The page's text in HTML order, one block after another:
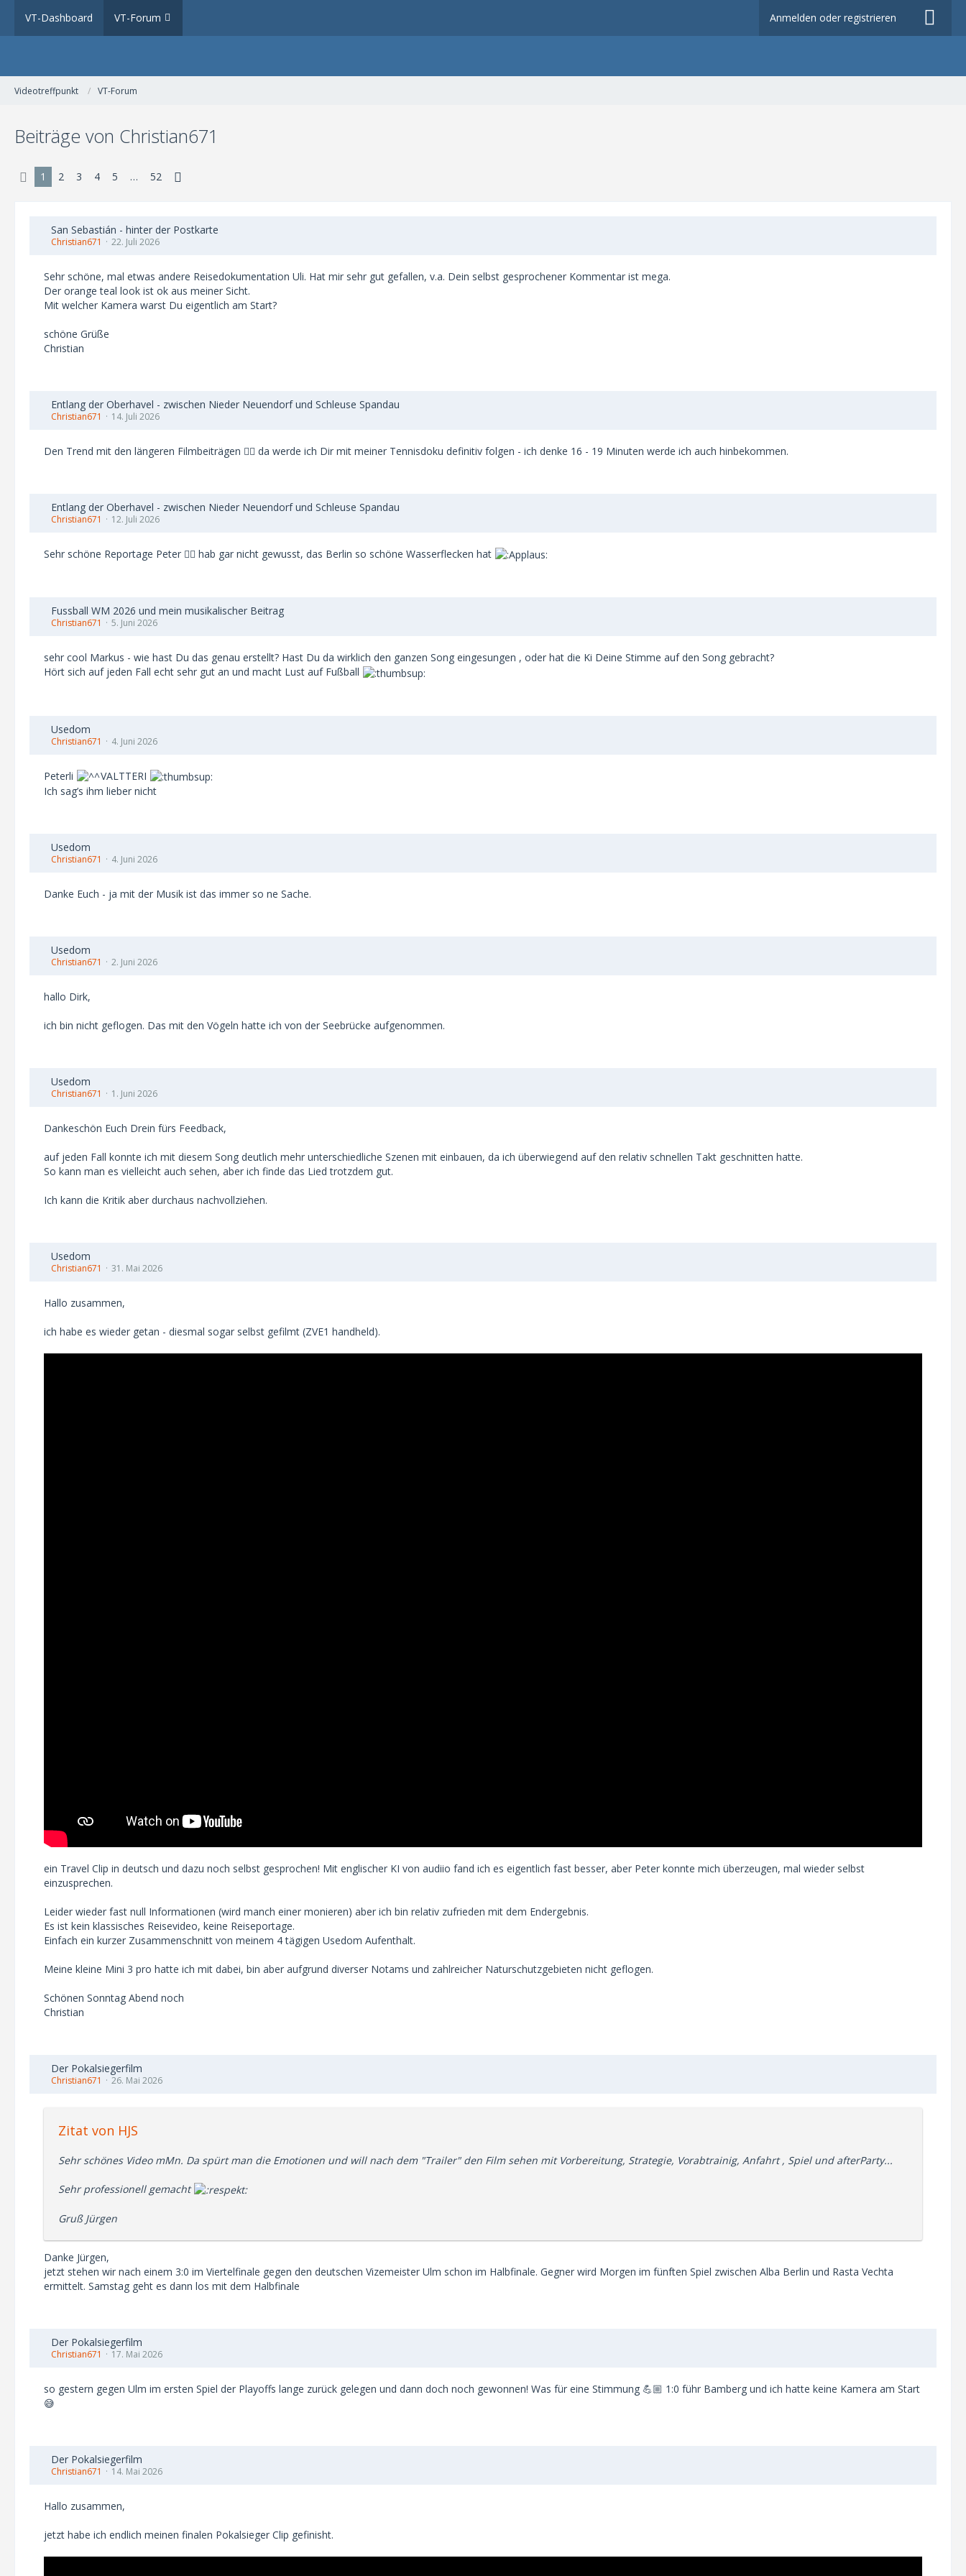
VT-Dashboard VT-Forum Anmelden oder registrieren
Videotreffpunkt VT-Forum
Beiträge von Christian671
1 2 3 4 5 … 52
San Sebastián - hinter der Postkarte
Christian671 22. Juli 2026
Sehr schöne, mal etwas andere Reisedokumentation Uli. Hat mir sehr gut gefallen, v.a. Dein selbst gesprochener Kommentar ist mega.
Der orange teal look ist ok aus meiner Sicht.
Mit welcher Kamera warst Du eigentlich am Start?
schöne Grüße
Christian
Entlang der Oberhavel - zwischen Nieder Neuendorf und Schleuse Spandau
Christian671 14. Juli 2026
Den Trend mit den längeren Filmbeiträgen 👍🏻 da werde ich Dir mit meiner Tennisdoku definitiv folgen - ich denke 16 - 19 Minuten werde ich auch hinbekommen.
Entlang der Oberhavel - zwischen Nieder Neuendorf und Schleuse Spandau
Christian671 12. Juli 2026
Sehr schöne Reportage Peter 👍🏻 hab gar nicht gewusst, das Berlin so schöne Wasserflecken hat
Fussball WM 2026 und mein musikalischer Beitrag
Christian671 5. Juni 2026
sehr cool Markus - wie hast Du das genau erstellt? Hast Du da wirklich den ganzen Song eingesungen , oder hat die Ki Deine Stimme auf den Song gebracht?
Hört sich auf jeden Fall echt sehr gut an und macht Lust auf Fußball
Usedom
Christian671 4. Juni 2026
Peterli
VALTTERI
Ich sag’s ihm lieber nicht
Usedom
Christian671 4. Juni 2026
Danke Euch - ja mit der Musik ist das immer so ne Sache.
Usedom
Christian671 2. Juni 2026
hallo Dirk,
ich bin nicht geflogen. Das mit den Vögeln hatte ich von der Seebrücke aufgenommen.
Usedom
Christian671 1. Juni 2026
Dankeschön Euch Drein fürs Feedback,
auf jeden Fall konnte ich mit diesem Song deutlich mehr unterschiedliche Szenen mit einbauen, da ich überwiegend auf den relativ schnellen Takt geschnitten hatte.
So kann man es vielleicht auch sehen, aber ich finde das Lied trotzdem gut.
Ich kann die Kritik aber durchaus nachvollziehen.
Usedom
Christian671 31. Mai 2026
Hallo zusammen,
ich habe es wieder getan - diesmal sogar selbst gefilmt (ZVE1 handheld).
ein Travel Clip in deutsch und dazu noch selbst gesprochen! Mit englischer KI von audiio fand ich es eigentlich fast besser, aber Peter konnte mich überzeugen, mal wieder selbst
einzusprechen.
Leider wieder fast null Informationen (wird manch einer monieren) aber ich bin relativ zufrieden mit dem Endergebnis.
Es ist kein klassisches Reisevideo, keine Reiseportage.
Einfach ein kurzer Zusammenschnitt von meinem 4 tägigen Usedom Aufenthalt.
Meine kleine Mini 3 pro hatte ich mit dabei, bin aber aufgrund diverser Notams und zahlreicher Naturschutzgebieten nicht geflogen.
Schönen Sonntag Abend noch
Christian
Der Pokalsiegerfilm
Christian671 26. Mai 2026
Zitat von HJS
Sehr schönes Video mMn. Da spürt man die Emotionen und will nach dem "Trailer" den Film sehen mit Vorbereitung, Strategie, Vorabtrainig, Anfahrt , Spiel und afterParty...
Sehr professionell gemacht
Gruß Jürgen
Danke Jürgen,
jetzt stehen wir nach einem 3:0 im Viertelfinale gegen den deutschen Vizemeister Ulm schon im Halbfinale. Gegner wird Morgen im fünften Spiel zwischen Alba Berlin und Rasta Vechta
ermittelt. Samstag geht es dann los mit dem Halbfinale
Der Pokalsiegerfilm
Christian671 17. Mai 2026
so gestern gegen Ulm im ersten Spiel der Playoffs lange zurück gelegen und dann doch noch gewonnen! Was für eine Stimmung 💪🏼 1:0 führ Bamberg und ich hatte keine Kamera am Start
😅
Der Pokalsiegerfilm
Christian671 14. Mai 2026
Hallo zusammen,
jetzt habe ich endlich meinen finalen Pokalsieger Clip gefinisht.